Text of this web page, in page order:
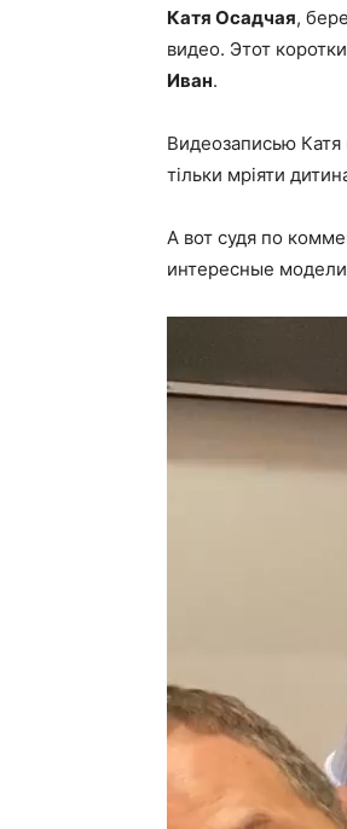
Катя Осадчая,
видео. Этот
Иван.
Видеозаписью Катя
тільки мріяти
А вот судя по
интересные